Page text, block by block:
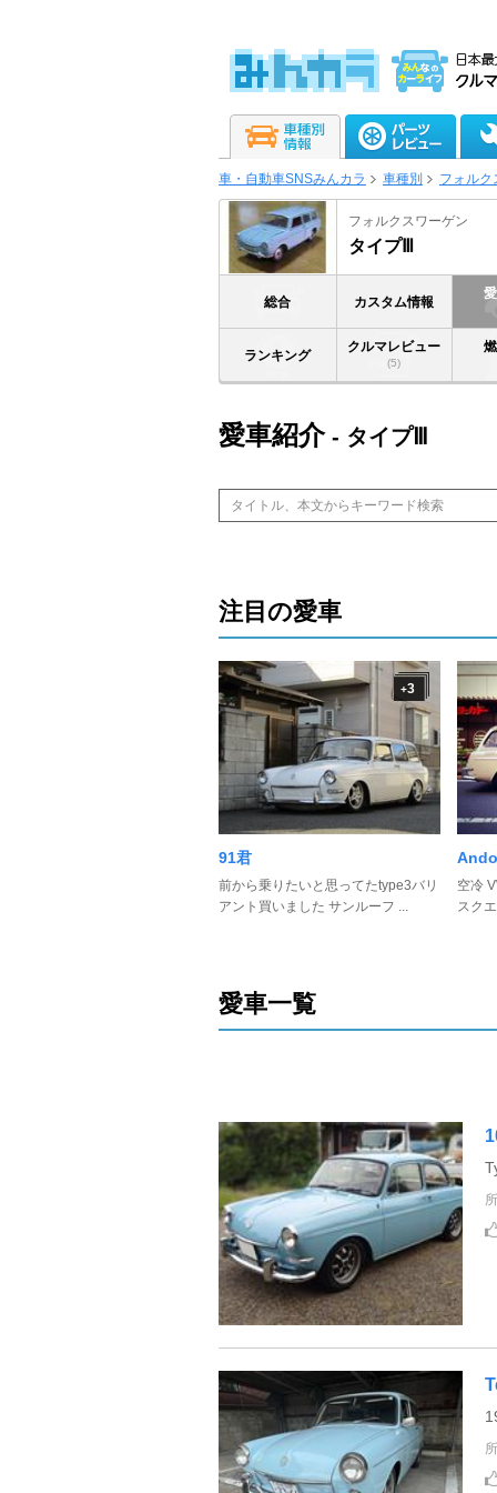
車・自動車SNSみんカラ 車種別 フォルク
フォルクスワーゲン
タイプⅢ
総合 カスタム情報
ランキング
クルマレビュー
(5)
愛車紹介- タイプⅢ
注目の愛車
+3
91君
前から乗りたいと思ってたtype3バリ
アント買いました サンルーフ ...
空冷
スク
愛車一覧